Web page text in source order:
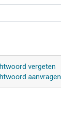
vergeten
aanvragen